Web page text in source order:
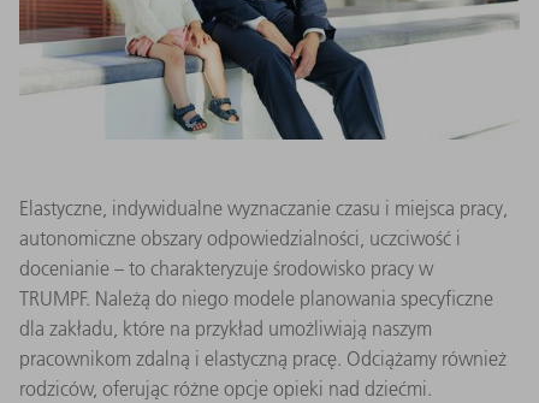
Elastyczne, indywidualne wyznaczanie czasu i miejsca pracy,
autonomiczne obszary odpowiedzialności, uczciwość i
docenianie – to charakteryzuje środowisko pracy w
TRUMPF. Należą do niego modele planowania specyficzne
dla zakładu, które na przykład umożliwiają naszym
pracownikom zdalną i elastyczną pracę. Odciążamy również
rodziców, oferując różne opcje opieki nad dziećmi.